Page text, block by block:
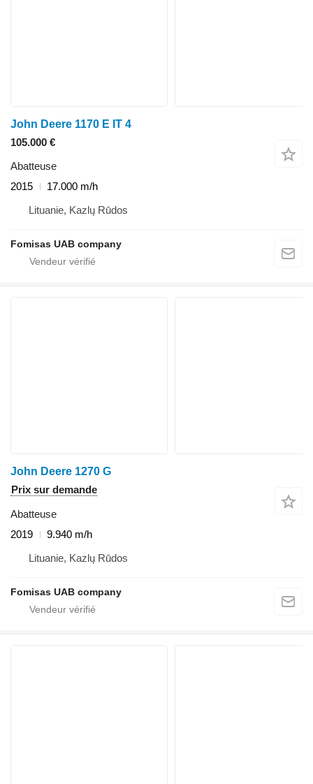
John Deere 1170 E IT 4
105.000 €
Abatteuse
2015
17.000 m/h
Lituanie, Kazlų Rūdos
Fomisas UAB company
John Deere 1270 G
Prix sur demande
Abatteuse
2019
9.940 m/h
Lituanie, Kazlų Rūdos
Fomisas UAB company